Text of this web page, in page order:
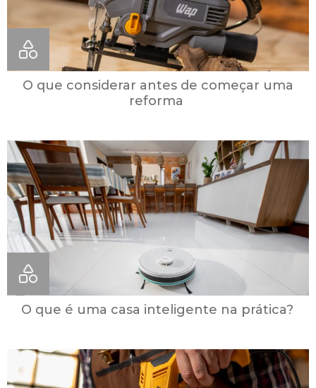
O que considerar antes de começar uma
reforma
O que é uma casa inteligente na prática?